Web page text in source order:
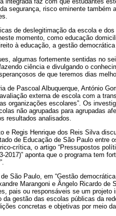
segurança, risco eminente também
de deslegitimação da escola e
momento, como educação
à educação, a gestão
algumas fortemente sentidas no
ciência e divulgando o
de que teremos dias
de Pascoal Albuquerque, António
externa de escola com a
organizações escolares”. Os
não agrupadas para agrupadas
resultados analisados.
e Regis Henrique dos Reis Silva
de Educação de São Paulo entre
crítica, o artigo “Pressupostos
2017)” aponta que o programa tem
São Paulo, em “Gestão
Marangoni e Ângelo Ricardo
pais ou responsáveis se um projeto
gestão das escolas públicas da
concretas e objetivas por meio